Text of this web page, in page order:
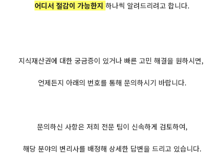
어디서 절감이 가능한지 하나씩 알려드리려고 합니다.
지식재산권에 대한 궁금증이 있거나 빠른 고민 해결을 원하시면,
언제든지 아래의 번호를 통해 문의하시기 바랍니다.
문의하신 사항은 저희 전문 팀이 신속하게 검토하여,
해당 분야의 변리사를 배정해 상세한 답변을 드리고 있습니다.